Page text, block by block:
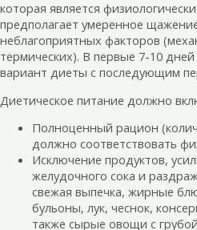
которая является
предполагает умеренное
неблагоприятных факторов
термических). В первые 7-10
вариант диеты с последующим
Диетическое питание должно
Полноценный рацион
должно соответствовать
Исключение продуктов,
желудочного сока и
свежая выпечка, жирные
бульоны, лук, чеснок,
также сырые овощи с